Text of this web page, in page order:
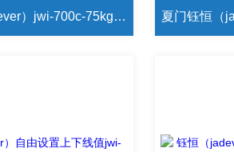
夏门钰恒（jadever）jwi-700c-75kg外接不干胶热敏打印电子秤